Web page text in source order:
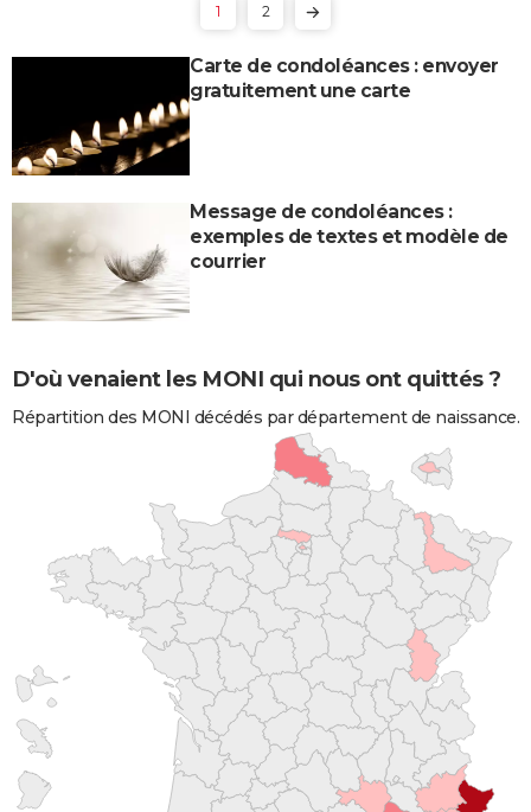
1 2
Carte de condoléances : envoyer
gratuitement une carte
Message de condoléances :
exemples de textes et modèle de
courrier
D'où venaient les MONI qui nous ont quittés ?
Répartition des MONI décédés par département de naissance.